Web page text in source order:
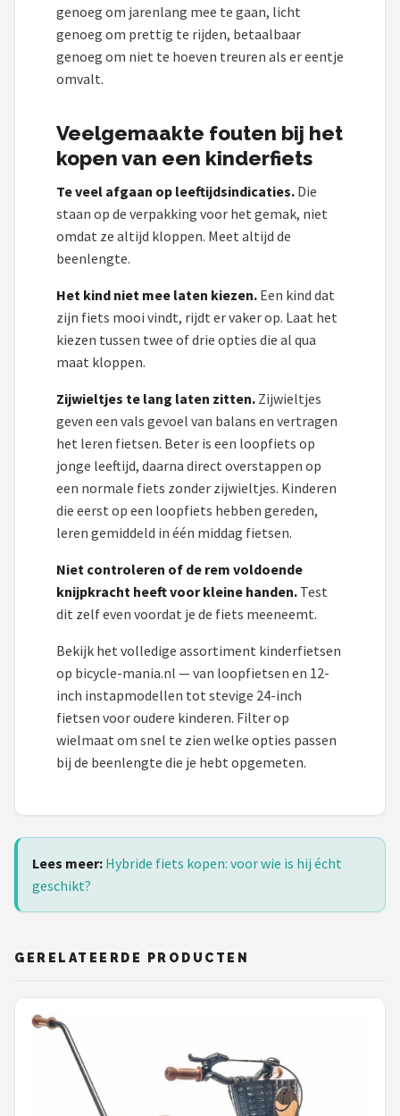
genoeg om jarenlang mee te gaan, licht
genoeg om prettig te rijden, betaalbaar
genoeg om niet te hoeven treuren als er eentje
omvalt.
Veelgemaakte fouten bij het
kopen van een kinderfiets
Te veel afgaan op leeftijdsindicaties. Die
staan op de verpakking voor het gemak, niet
omdat ze altijd kloppen. Meet altijd de
beenlengte.
Het kind niet mee laten kiezen. Een kind dat
zijn fiets mooi vindt, rijdt er vaker op. Laat het
kiezen tussen twee of drie opties die al qua
maat kloppen.
Zijwieltjes te lang laten zitten. Zijwieltjes
geven een vals gevoel van balans en vertragen
het leren fietsen. Beter is een loopfiets op
jonge leeftijd, daarna direct overstappen op
een normale fiets zonder zijwieltjes. Kinderen
die eerst op een loopfiets hebben gereden,
leren gemiddeld in één middag fietsen.
Niet controleren of de rem voldoende
knijpkracht heeft voor kleine handen. Test
dit zelf even voordat je de fiets meeneemt.
Bekijk het volledige assortiment kinderfietsen
op bicycle-mania.nl — van loopfietsen en 12-
inch instapmodellen tot stevige 24-inch
fietsen voor oudere kinderen. Filter op
wielmaat om snel te zien welke opties passen
bij de beenlengte die je hebt opgemeten.
Lees meer: Hybride fiets kopen: voor wie is hij écht
geschikt?
GERELATEERDE PRODUCTEN